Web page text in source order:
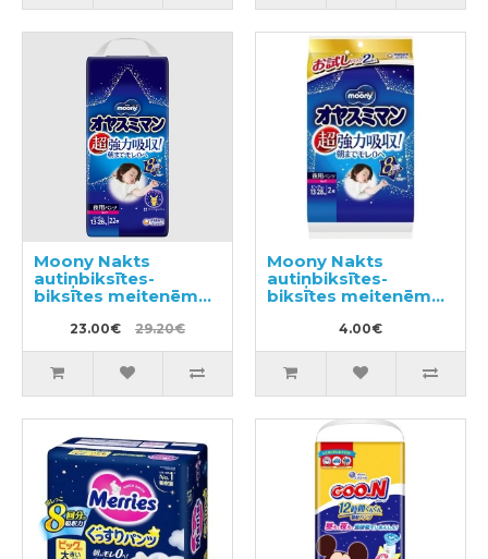
Moony Nakts
autiņbiksītes-
biksītes meitenēm
23.00€ 29.20€
Moony Nakts
autiņbiksītes-
biksītes meitenēm
4.00€